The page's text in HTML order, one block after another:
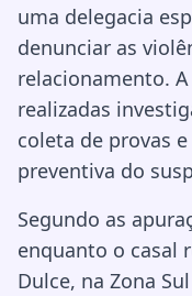
uma delegacia
denunciar as
relacionamento.
realizadas
coleta de provas
preventiva do
Segundo as
enquanto o casal
Dulce, na Zona